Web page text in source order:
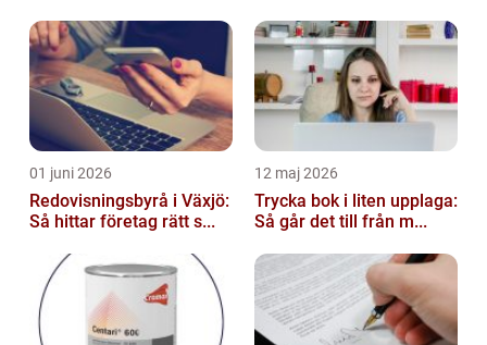
01 juni 2026
Redovisningsbyrå i Växjö:
Så hittar företag rätt s...
12 maj 2026
Trycka bok i liten upplaga:
Så går det till från m...